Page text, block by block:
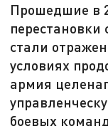
Прошедшие в
стали
условиях
армия
боевых